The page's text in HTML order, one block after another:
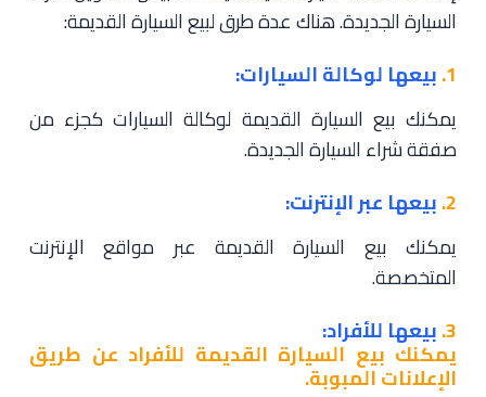
السيارة الجديدة. هناك عدة طرق لبيع السيارة القديمة:
1. بيعها لوكالة السيارات:
يمكنك بيع السيارة القديمة لوكالة السيارات كجزء من
صفقة شراء السيارة الجديدة.
2. بيعها عبر الإنترنت:
يمكنك بيع السيارة القديمة عبر مواقع الإنترنت
المتخصصة.
3. بيعها للأفراد:
يمكنك بيع السيارة القديمة للأفراد عن طريق
الإعلانات المبوبة.